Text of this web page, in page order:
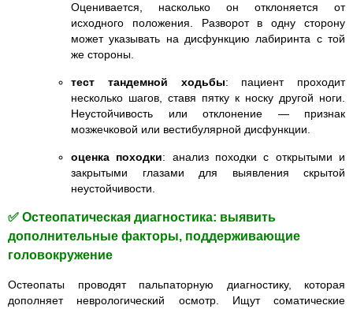
Оценивается, насколько он отклоняется от
исходного положения. Разворот в одну сторону
может указывать на дисфункцию лабиринта с той
же стороны.
тест тандемной ходьбы: пациент проходит
несколько шагов, ставя пятку к носку другой ноги.
Неустойчивость или отклонение — признак
мозжечковой или вестибулярной дисфункции.
оценка походки: анализ походки с открытыми и
закрытыми глазами для выявления скрытой
неустойчивости.
✅ Остеопатическая диагностика: выявить
дополнительные факторы, поддерживающие
головокружение
Остеопаты проводят пальпаторную диагностику, которая
дополняет неврологический осмотр. Ищут соматические